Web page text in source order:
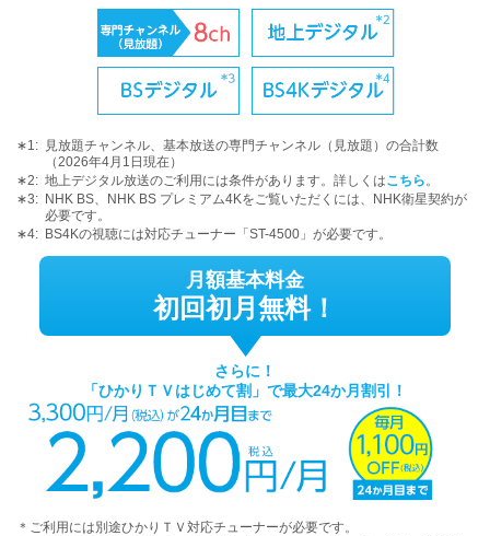
∗1: 見放題チャンネル、基本放送の専門チャンネル（見放題）の合計数
（2026年4月1日現在）
∗2: 地上デジタル放送のご利用には条件があります。詳しくはこちら。
∗3: NHK BS、NHK BS プレミアム4Kをご覧いただくには、NHK衛星契約が
必要です。
∗4: BS4Kの視聴には対応チューナー「ST-4500」が必要です。
月額基本料金
初回初月無料！
さらに！
「ひかりＴＶはじめて割」で最大24か月割引！
＊ ご利用には別途ひかりＴＶ対応チューナーが必要です。